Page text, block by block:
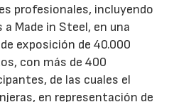
profesionales, incluyendo
Made in Steel, en una
exposición de 40.000
con más de 400
de las cuales el
en representación de